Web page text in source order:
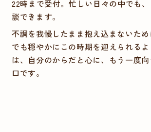
22時まで受付。忙しい日々の中でも
談できます。
不調を我慢したまま抱え込まないた
でも穏やかにこの時期を迎えられる
は、自分のからだと心に、もう一度
口です。